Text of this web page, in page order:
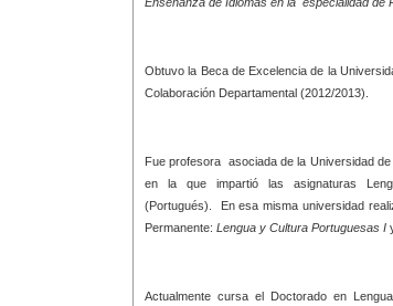
Obtuvo la Beca de Excelencia de la
Colaboración Departamental (2012/2013).
Fue profesora asociada de la Universidad
en la que impartió las asignaturas
(Portugués). En esa misma universidad
Permanente: Lengua y Cultura Portuguesas I
Actualmente cursa el Doctorado en